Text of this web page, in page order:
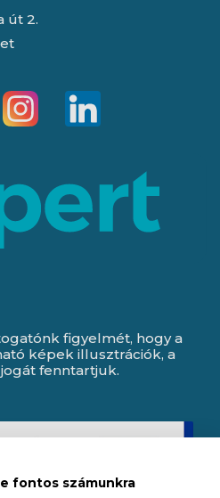
út 2.
figyelmét, hogy a
képek illusztrációk, a
fenntartjuk.
fontos számunkra